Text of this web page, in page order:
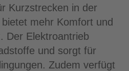
Kurzstrecken in der
mehr Komfort und
Der Elektroantrieb
und sorgt für
Zudem verfügt